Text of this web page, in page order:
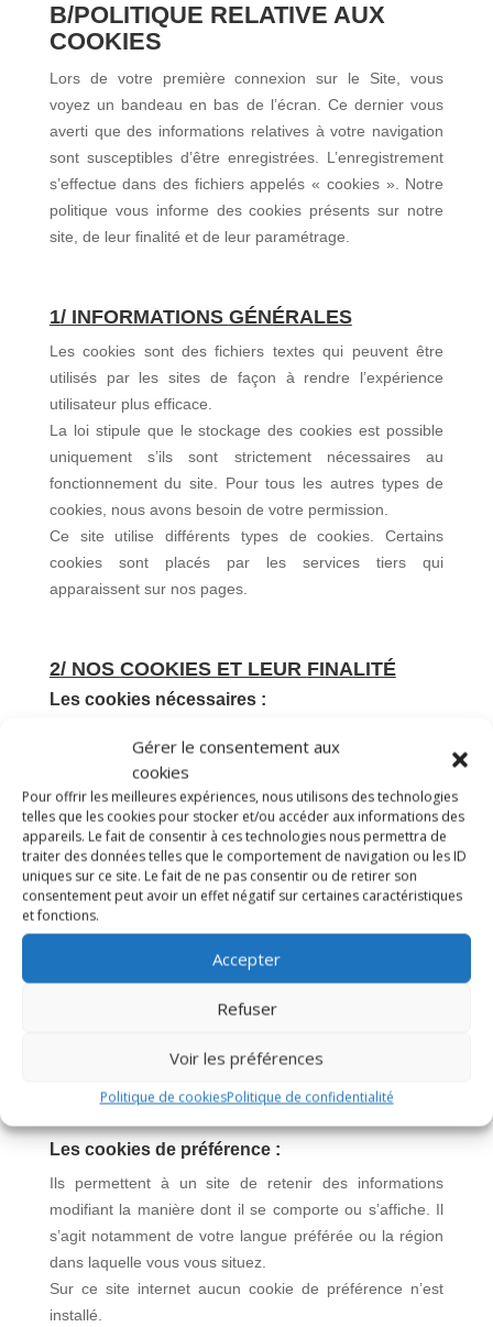
Gérer le consentement aux
cookies
Pour offrir les meilleures expériences, nous utilisons des technologies
telles que les cookies pour stocker et/ou accéder aux informations des
appareils. Le fait de consentir à ces technologies nous permettra de
traiter des données telles que le comportement de navigation ou les ID
uniques sur ce site. Le fait de ne pas consentir ou de retirer son
consentement peut avoir un effet négatif sur certaines caractéristiques
et fonctions.
Accepter
Refuser
Voir les préférences
Politique de cookiesPolitique de confidentialité
B/POLITIQUE RELATIVE AUX
COOKIES
Lors de votre première connexion sur le Site, vous
voyez un bandeau en bas de l’écran. Ce dernier vous
averti que des informations relatives à votre navigation
sont susceptibles d’être enregistrées. L’enregistrement
s’effectue dans des fichiers appelés « cookies ». Notre
politique vous informe des cookies présents sur notre
site, de leur finalité et de leur paramétrage.
1/ INFORMATIONS GÉNÉRALES
Les cookies sont des fichiers textes qui peuvent être
utilisés par les sites de façon à rendre l’expérience
utilisateur plus efficace.
La loi stipule que le stockage des cookies est possible
uniquement s’ils sont strictement nécessaires au
fonctionnement du site. Pour tous les autres types de
cookies, nous avons besoin de votre permission.
Ce site utilise différents types de cookies. Certains
cookies sont placés par les services tiers qui
apparaissent sur nos pages.
2/ NOS COOKIES ET LEUR FINALITÉ
Les cookies nécessaires :
fonctions de base. Par exemple, la navigation de page
ne peut pas fonctionner correctement sans ces cookies.
Nom Fournisseur Finalité
Stocke
l’autorisation
de cookies
Les cookies de préférence :
Ils permettent à un site de retenir des informations
modifiant la manière dont il se comporte ou s’affiche. Il
s’agit notamment de votre langue préférée ou la région
dans laquelle vous vous situez.
Sur ce site internet aucun cookie de préférence n’est
installé.